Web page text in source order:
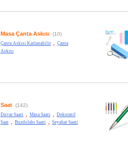
Masa Çanta Askısı(10)
Çanta Askısı Katlanabilir, Çanta
Askısı
Saat(142)
Duvar Saati, Masa Saati, Dekoratif
Saat, Buzdolabı Saati, Seyahat Saati